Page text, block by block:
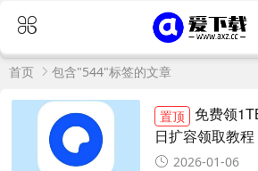
首页 包含"544"标签的文章
置顶
免费领
日扩容领取教程
2026-01-06